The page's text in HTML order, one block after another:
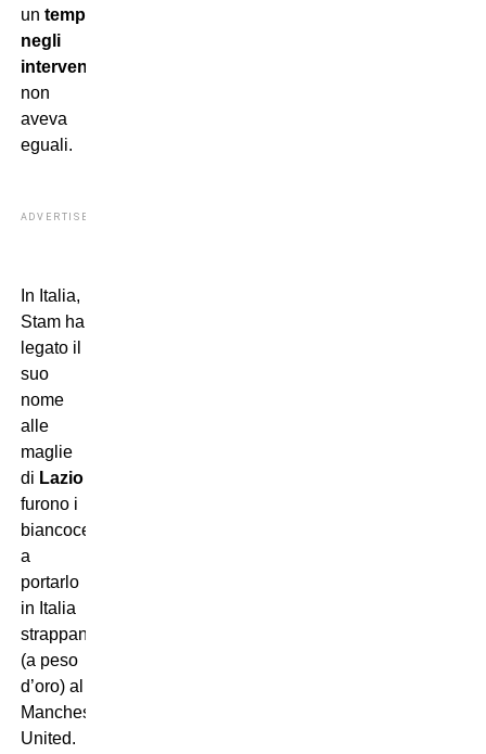
un tempismo
negli
interventi
non
aveva
eguali.
ADVERTISEMENT
In Italia,
Stam ha
legato il
suo
nome
alle
maglie
di Lazio
furono i
biancocelesti
a
portarlo
in Italia
strappandolo
(a peso
d’oro) al
Manchester
United.